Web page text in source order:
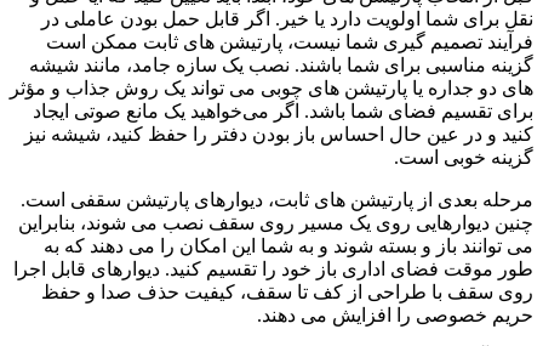
نقل برای شما اولویت دارد یا خیر. اگر قابل حمل بودن عاملی در
فرآیند تصمیم گیری شما نیست، پارتیشن های ثابت ممکن است
گزینه مناسبی برای شما باشند. نصب یک سازه جامد، مانند شیشه
های دو جداره یا پارتیشن های چوبی می تواند یک روش جذاب و مؤثر
برای تقسیم فضای شما باشد. اگر می‌خواهید یک مانع صوتی ایجاد
کنید و در عین حال احساس باز بودن دفتر را حفظ کنید، شیشه نیز
گزینه خوبی است.
مرحله بعدی از پارتیشن های ثابت، دیوارهای پارتیشن سقفی است.
چنین دیوارهایی روی یک مسیر روی سقف نصب می شوند، بنابراین
می توانند باز و بسته شوند و به شما این امکان را می دهند که به
طور موقت فضای اداری باز خود را تقسیم کنید. دیوارهای قابل اجرا
روی سقف با طراحی از کف تا سقف، کیفیت حذف صدا و حفظ
حریم خصوصی را افزایش می دهند.